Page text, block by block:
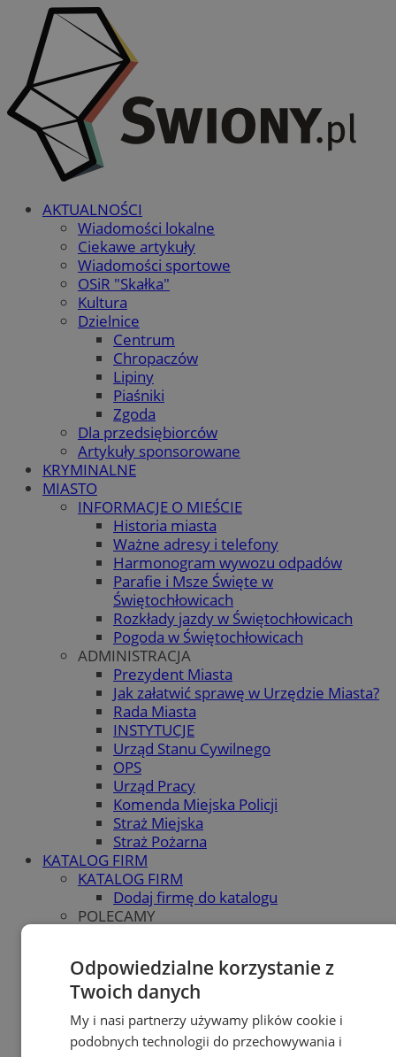
AKTUALNOŚCI
Wiadomości lokalne
Ciekawe artykuły
Wiadomości sportowe
OSiR "Skałka"
Kultura
Dzielnice
Centrum
Chropaczów
Lipiny
Piaśniki
Zgoda
Dla przedsiębiorców
Artykuły sponsorowane
KRYMINALNE
MIASTO
INFORMACJE O MIEŚCIE
Historia miasta
Ważne adresy i telefony
Harmonogram wywozu odpadów
Parafie i Msze Święte w
Świętochłowicach
Rozkłady jazdy w Świętochłowicach
Pogoda w Świętochłowicach
ADMINISTRACJA
Prezydent Miasta
Jak załatwić sprawę w Urzędzie Miasta?
Rada Miasta
INSTYTUCJE
Urząd Stanu Cywilnego
OPS
Urząd Pracy
Komenda Miejska Policji
Straż Miejska
Straż Pożarna
KATALOG FIRM
KATALOG FIRM
Dodaj firmę do katalogu
POLECAMY
Skup - nieruchomosci.org
OGŁOSZENIA
Dodaj ogłoszenie
POLECAMY
Odpowiedzialne korzystanie z
Twoich danych
My i nasi partnerzy używamy plików cookie i
podobnych technologii do przechowywania i